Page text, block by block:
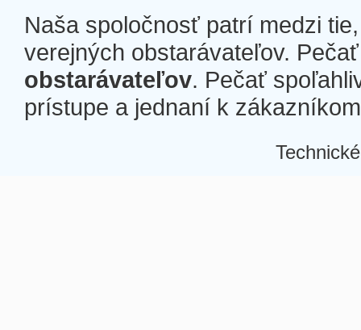
Naša spoločnosť patrí medzi
verejných obstarávateľov.
obstarávateľov. Pečať
prístupe a jednaní k